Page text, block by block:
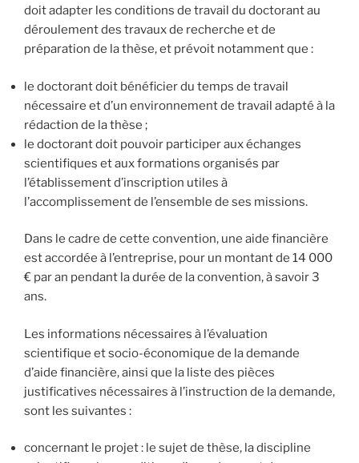
doit adapter les conditions de travail du doctorant au
déroulement des travaux de recherche et de
préparation de la thèse, et prévoit notamment que :
le doctorant doit bénéficier du temps de travail
nécessaire et d’un environnement de travail adapté à la
rédaction de la thèse ;
le doctorant doit pouvoir participer aux échanges
scientifiques et aux formations organisés par
l’établissement d’inscription utiles à
l’accomplissement de l’ensemble de ses missions.
Dans le cadre de cette convention, une aide financière
est accordée à l’entreprise, pour un montant de 14 000
€ par an pendant la durée de la convention, à savoir 3
ans.
Les informations nécessaires à l’évaluation
scientifique et socio-économique de la demande
d’aide financière, ainsi que la liste des pièces
justificatives nécessaires à l’instruction de la demande,
sont les suivantes :
concernant le projet : le sujet de thèse, la discipline